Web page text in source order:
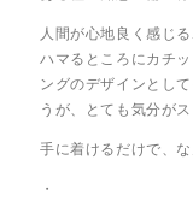
人間が心地良く感じ
ハマるところにカチ
ングのデザインとし
うが、とても気分がス
手に着けるだけで、
・